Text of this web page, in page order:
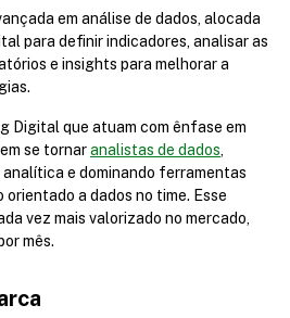
em análise de dados, alocada
para definir indicadores, analisar as
e insights para melhorar a
Digital que atuam com ênfase em
se tornar analistas de dados,
analítica e dominando ferramentas
a dados no time. Esse
vez mais valorizado no mercado,
mês.